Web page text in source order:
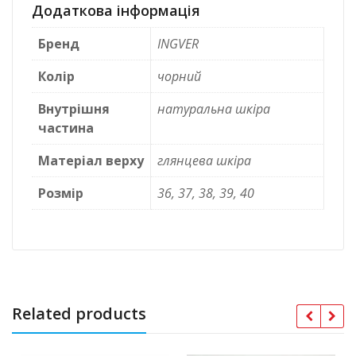
Додаткова інформація
Бренд
INGVER
Колір
чорний
Внутрішня
частина
натуральна шкіра
Матеріал верху
глянцева шкіра
Розмір
36, 37, 38, 39, 40
Related products